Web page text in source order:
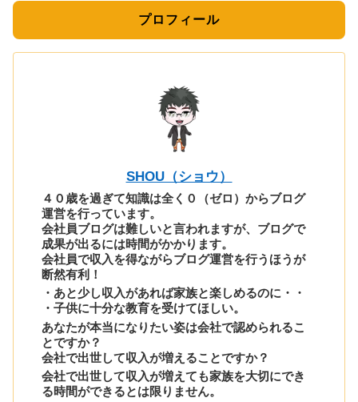
プロフィール
SHOU（ショウ）
４０歳を過ぎて知識は全く０（ゼロ）からブログ
運営を行っています。
会社員ブログは難しいと言われますが、ブログで
成果が出るには時間がかかります。
会社員で収入を得ながらブログ運営を行うほうが
断然有利！
・あと少し収入があれば家族と楽しめるのに・・
・子供に十分な教育を受けてほしい。
あなたが本当になりたい姿は会社で認められるこ
とですか？
会社で出世して収入が増えることですか？
会社で出世して収入が増えても家族を大切にでき
る時間ができるとは限りません。